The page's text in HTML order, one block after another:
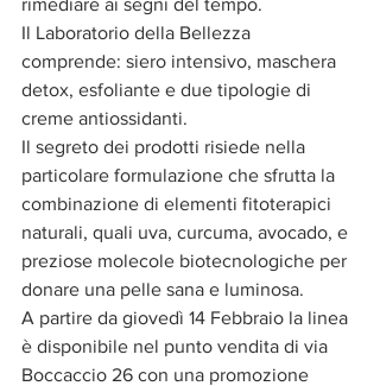
Il Laboratorio della Bellezza
comprende: siero intensivo, maschera
detox, esfoliante e due tipologie di
creme antiossidanti.
Il segreto dei prodotti risiede nella
particolare formulazione che sfrutta la
combinazione di elementi fitoterapici
naturali, quali uva, curcuma, avocado, e
preziose molecole biotecnologiche per
donare una pelle sana e luminosa.
A partire da giovedì 14 Febbraio la linea
è disponibile nel punto vendita di via
Boccaccio 26 con una promozione